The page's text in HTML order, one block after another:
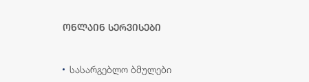
ონლაინ სერვისები
სასარგებლო ბმულები